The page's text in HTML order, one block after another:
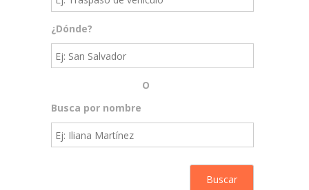
¿Dónde?
O
Busca por nombre